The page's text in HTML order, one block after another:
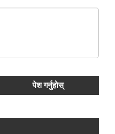
पेश गर्नुहोस्